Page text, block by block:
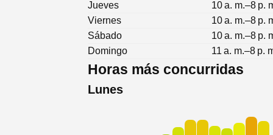
Jueves
10 a. m.–8 p.
Viernes
10 a. m.–8 p.
Sábado
10 a. m.–8 p.
Domingo
11 a. m.–8 p.
Horas más concurridas
Lunes